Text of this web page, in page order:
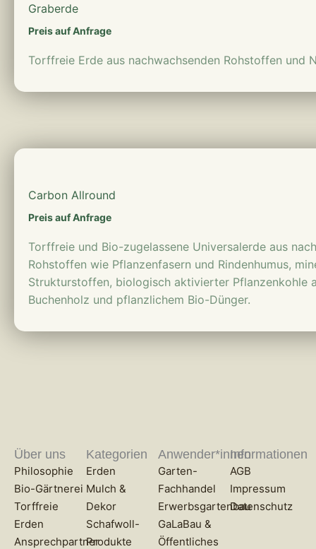
Graberde
Preis auf Anfrage
Torffreie Erde aus nachwachsenden Rohstoffen und
Carbon Allround
Preis auf Anfrage
Torffreie und Bio-zugelassene Universalerde aus
Rohstoffen wie Pflanzenfasern und Rindenhumus,
Strukturstoffen, biologisch aktivierter Pflanzenkohle
Buchenholz und pflanzlichem Bio-Dünger.
Über uns
Philosophie
Bio-Gärtnerei
Torffreie
Erden
Ansprechpartner
Kategorien
Erden
Mulch &
Dekor
Schafwoll-
Produkte
Anwender*innen
Garten-
Fachhandel
Erwerbsgartenbau
GaLaBau &
Öffentliches
Informationen
AGB
Impressum
Datenschutz